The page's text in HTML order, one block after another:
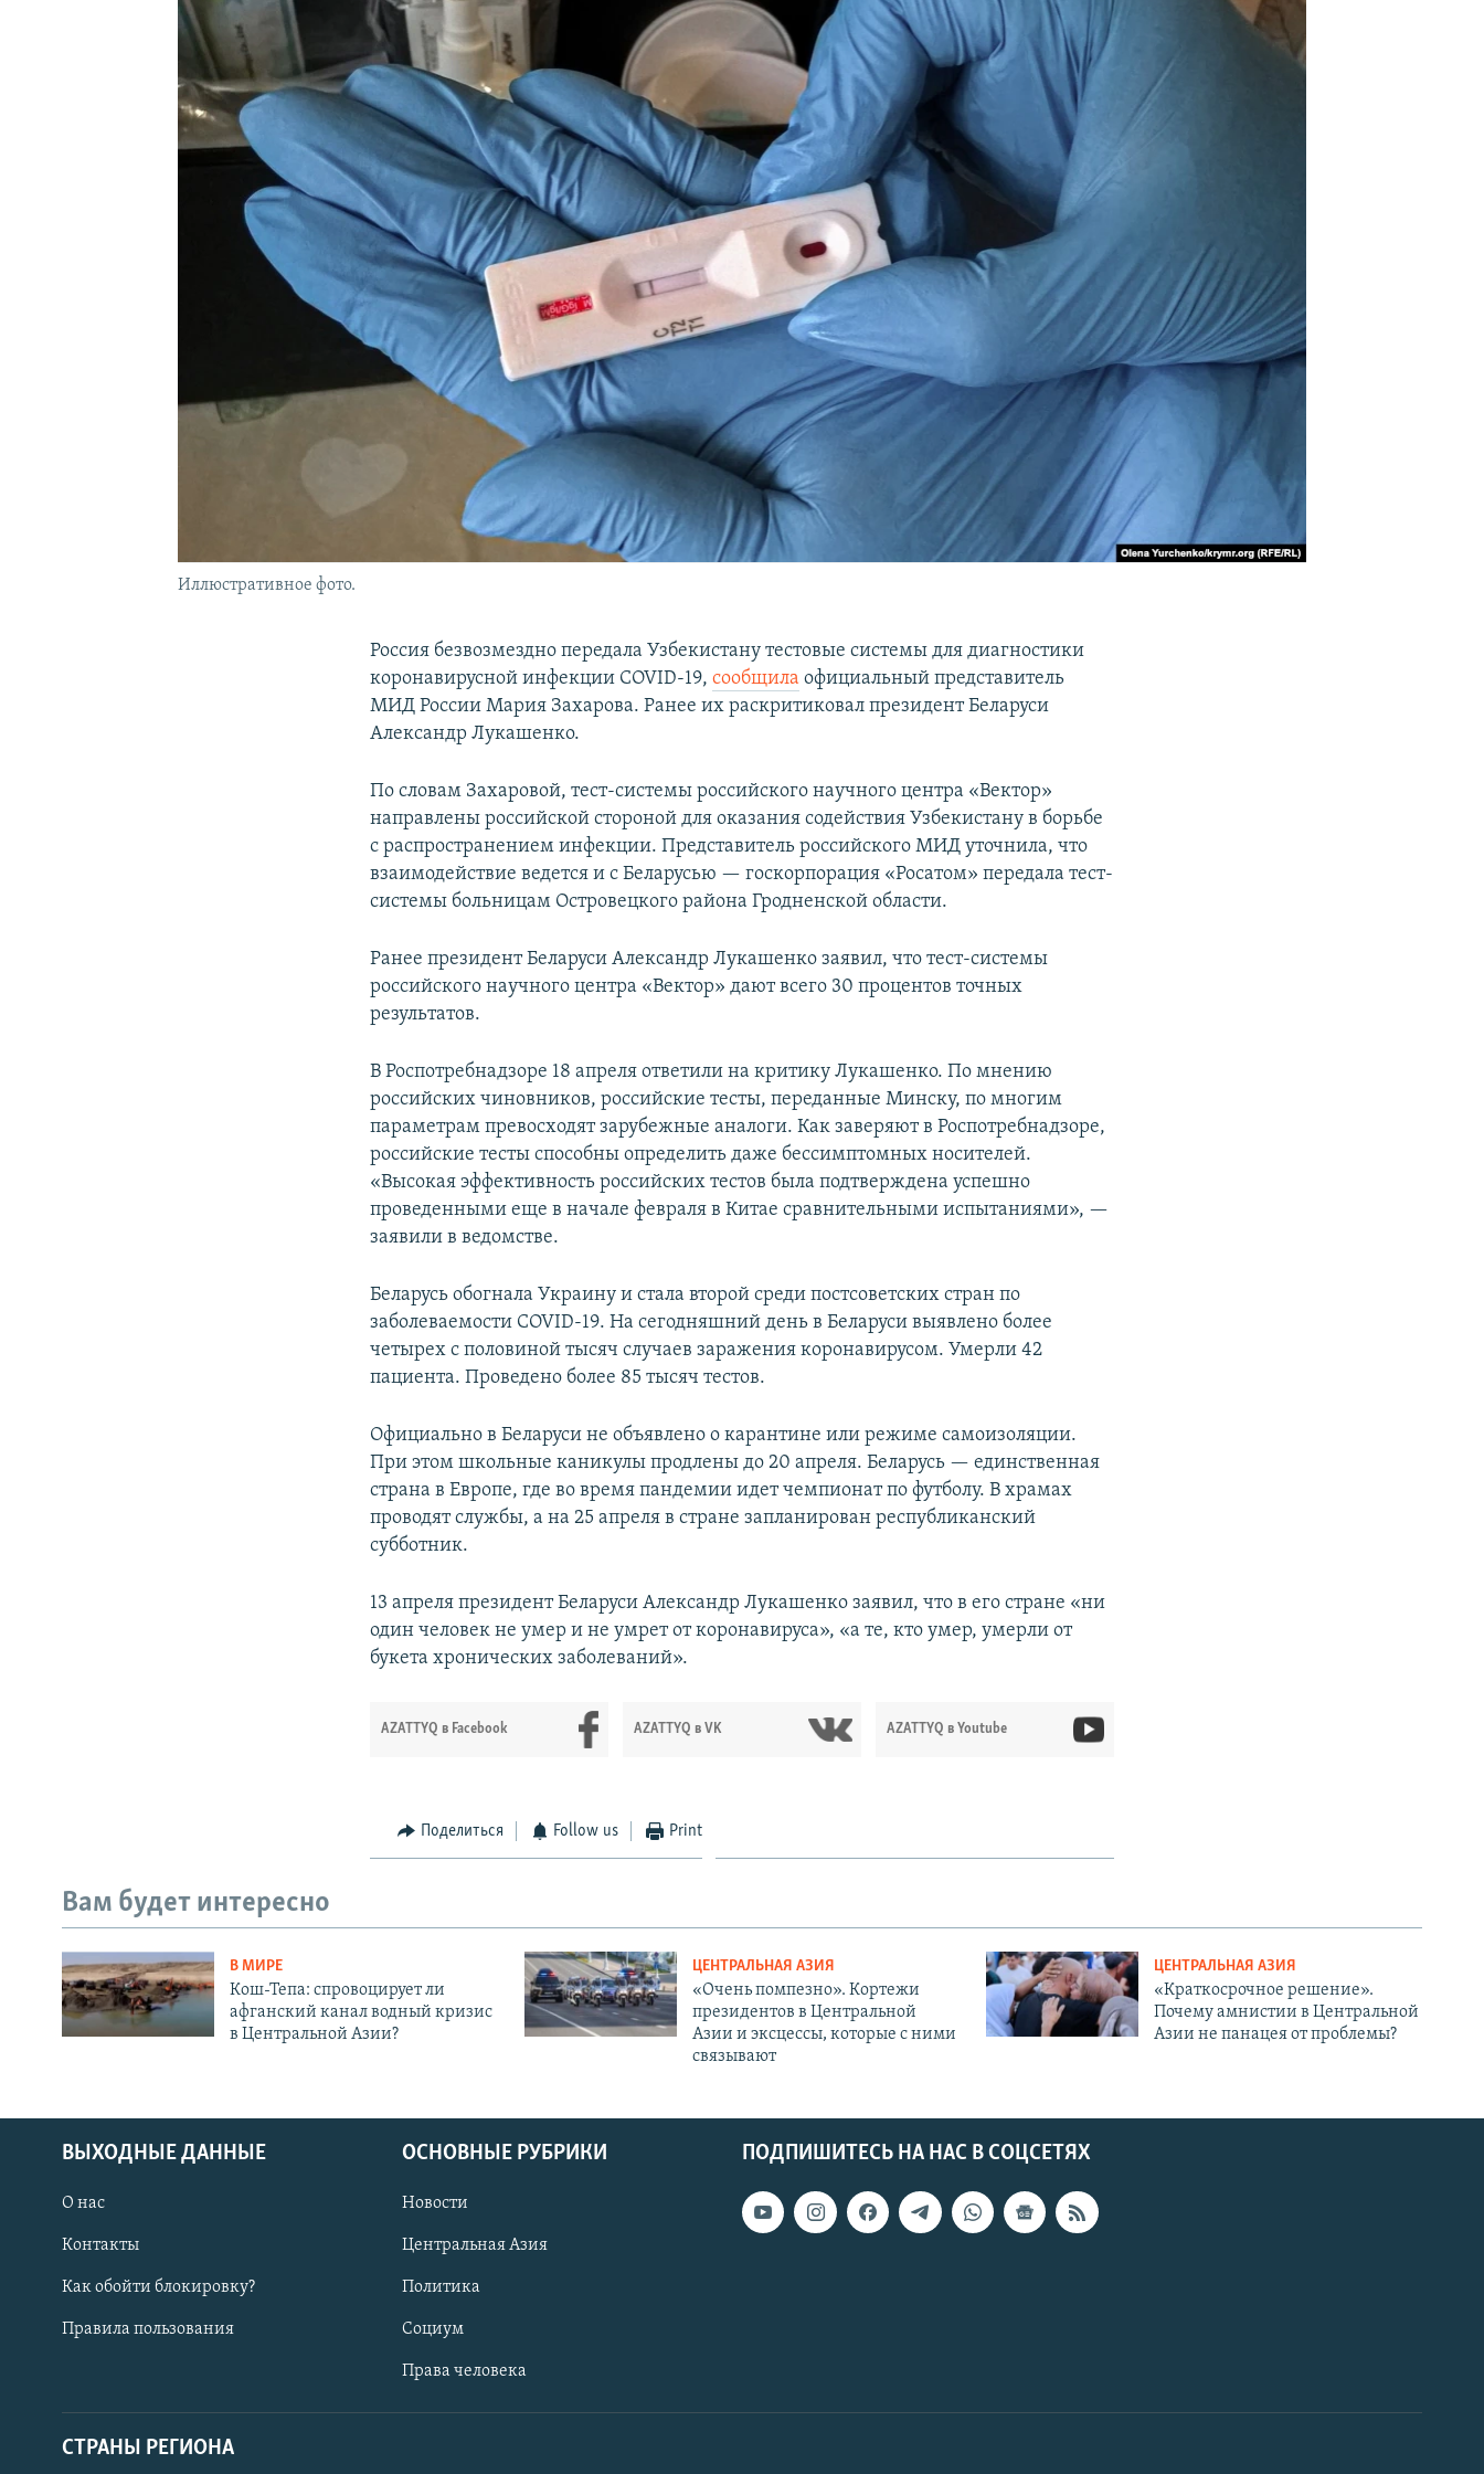
Иллюстративное фото.
Россия безвозмездно передала Узбекистану тестовые системы для диагностики
коронавирусной инфекции COVID-19,сообщила официальный представитель
МИД России Мария Захарова. Ранее их раскритиковал президент Беларуси
Александр Лукашенко.
По словам Захаровой, тест-системы российского научного центра «Вектор»
направлены российской стороной для оказания содействия Узбекистану в борьбе
с распространением инфекции. Представитель российского МИД уточнила, что
взаимодействие ведется и с Беларусью — госкорпорация «Росатом» передала тест-
системы больницам Островецкого района Гродненской области.
Ранее президент Беларуси Александр Лукашенко заявил, что тест-системы
российского научного центра «Вектор» дают всего 30 процентов точных
результатов.
В Роспотребнадзоре 18 апреля ответили на критику Лукашенко. По мнению
российских чиновников, российские тесты, переданные Минску, по многим
параметрам превосходят зарубежные аналоги. Как заверяют в Роспотребнадзоре,
российские тесты способны определить даже бессимптомных носителей.
«Высокая эффективность российских тестов была подтверждена успешно
проведенными еще в начале февраля в Китае сравнительными испытаниями», —
заявили в ведомстве.
Беларусь обогнала Украину и стала второй среди постсоветских стран по
заболеваемости COVID-19. На сегодняшний день в Беларуси выявлено более
четырех с половиной тысяч случаев заражения коронавирусом. Умерли 42
пациента. Проведено более 85 тысяч тестов.
Официально в Беларуси не объявлено о карантине или режиме самоизоляции.
При этом школьные каникулы продлены до 20 апреля. Беларусь — единственная
страна в Европе, где во время пандемии идет чемпионат по футболу. В храмах
проводят службы, а на 25 апреля в стране запланирован республиканский
субботник.
13 апреля президент Беларуси Александр Лукашенко заявил, что в его стране «ни
один человек не умер и не умрет от коронавируса», «а те, кто умер, умерли от
букета хронических заболеваний».
AZATTYQ в Facebook AZATTYQ в VK AZATTYQ в Youtube
Поделиться Follow us Print
Вам будет интересно
В МИРЕ
Кош-Тепа: спровоцирует ли
афганский канал водный кризис
в Центральной Азии?
ЦЕНТРАЛЬНАЯ АЗИЯ
«Очень помпезно». Кортежи
президентов в Центральной
Азии и эксцессы, которые с ними
связывают
ЦЕНТРАЛЬНАЯ АЗИЯ
«Краткосрочное решение».
Почему амнистии в Центральной
Азии не панацея от проблемы?
ПОДПИШИТЕСЬ НА НАС В СОЦСЕТЯХ
ВЫХОДНЫЕ ДАННЫЕ
О нас
Контакты
Как обойти блокировку?
Правила пользования
ОСНОВНЫЕ РУБРИКИ
Новости
Центральная Азия
Политика
Социум
Права человека
СТРАНЫ РЕГИОНА